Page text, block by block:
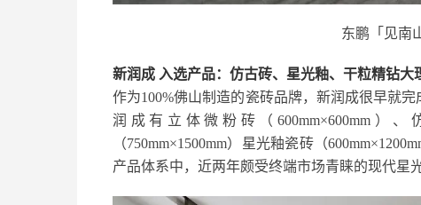
东鹏「见南
新润成 入选产品：仿古砖、星光釉、干粒精钻大
作为100%佛山制造的瓷砖品牌，新润成很早就
润成有立体微粉砖（600mm×600mm）
（750mm×1500mm）星光釉瓷砖（
产品体系中，近两年颇受终端市场青睐的现代星